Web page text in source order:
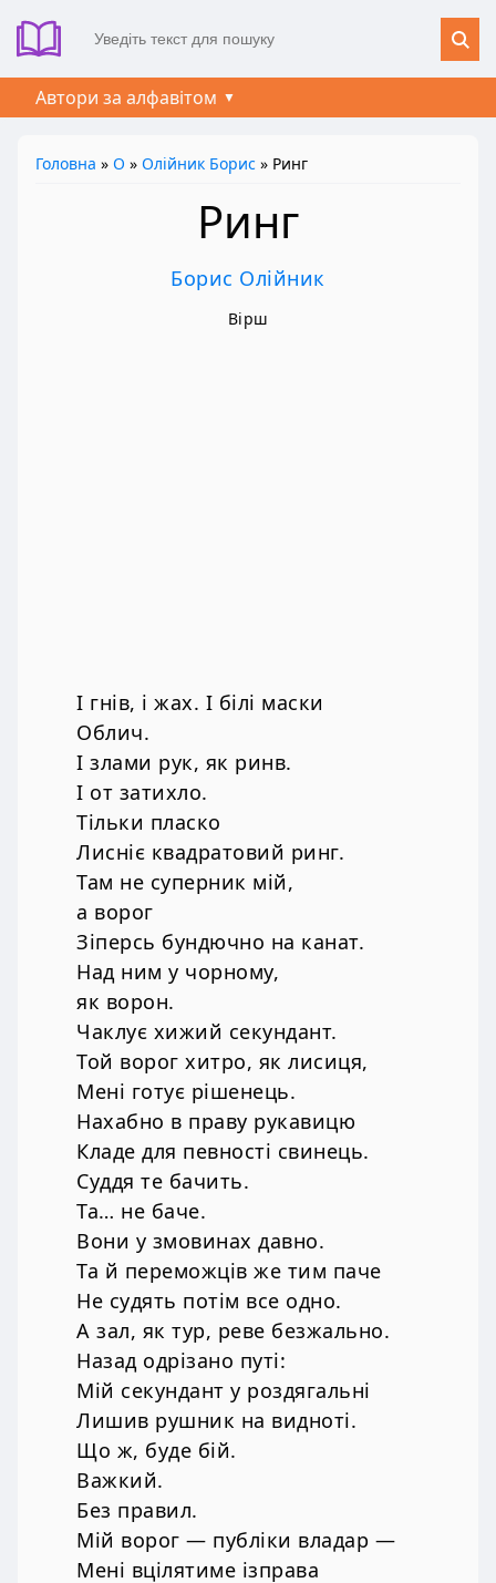
Автори за алфавітом
Головна » О » Олійник Борис » Ринг
Ринг
Борис Олійник
Вірш
І гнів, і жах. І білі маски
Облич.
І злами рук, як ринв.
І от затихло.
Тільки пласко
Лисніє квадратовий ринг.
Там не суперник мій,
а ворог
Зіперсь бундючно на канат.
Над ним у чорному,
як ворон.
Чаклує хижий секундант.
Той ворог хитро, як лисиця,
Мені готує рішенець.
Нахабно в праву рукавицю
Кладе для певності свинець.
Суддя те бачить.
Та… не баче.
Вони у змовинах давно.
Та й переможців же тим паче
Не судять потім все одно.
А зал, як тур, реве безжально.
Назад одрізано путі:
Мій секундант у роздягальні
Лишив рушник на видноті.
Що ж, буде бій.
Важкий.
Без правил.
Мій ворог — публіки владар —
Мені вцілятиме ізправа